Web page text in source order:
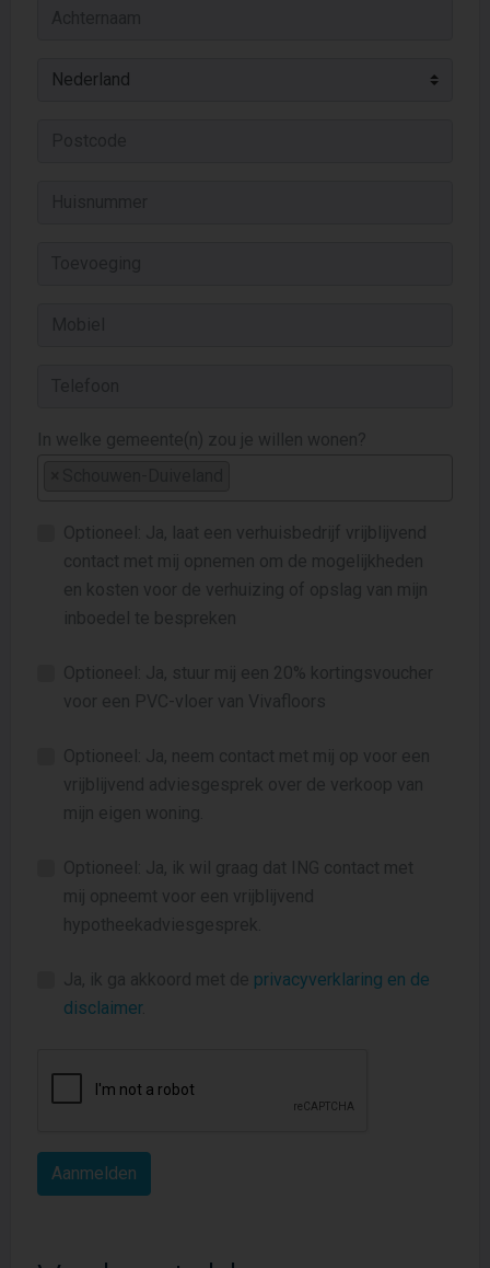
In welke gemeente(n) zou je willen wonen?
Optioneel: Ja, laat een verhuisbedrijf vrijblijvend
contact met mij opnemen om de mogelijkheden
en kosten voor de verhuizing of opslag van mijn
inboedel te bespreken
Optioneel: Ja, stuur mij een 20% kortingsvoucher
voor een PVC-vloer van Vivafloors
Optioneel: Ja, neem contact met mij op voor een
vrijblijvend adviesgesprek over de verkoop van
mijn eigen woning.
Optioneel: Ja, ik wil graag dat ING contact met
mij opneemt voor een vrijblijvend
hypotheekadviesgesprek.
Ja, ik ga akkoord met de privacyverklaring en de
disclaimer.